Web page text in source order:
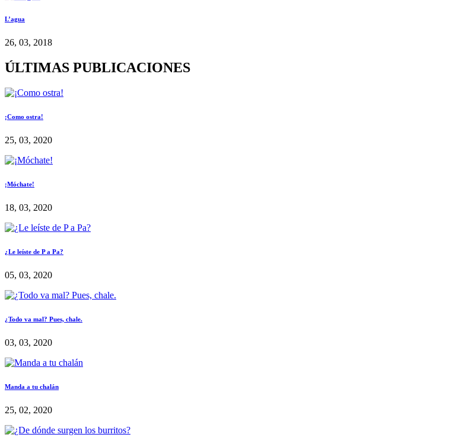
L’agua
26, 03, 2018
ÚLTIMAS PUBLICACIONES
¡Como ostra!
25, 03, 2020
¡Móchate!
18, 03, 2020
¿Le leíste de P a Pa?
05, 03, 2020
¿Todo va mal? Pues, chale.
03, 03, 2020
Manda a tu chalán
25, 02, 2020